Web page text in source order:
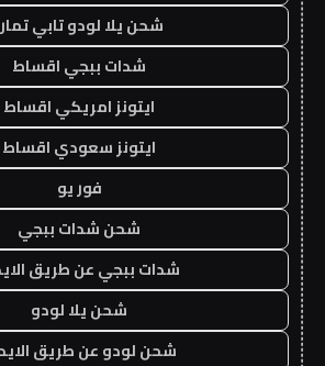
شحن يلا لودو تابي
شدات ببجي اقساط
ايتونز امريكي اقساط
ايتونز سعودي اقساط
فور يو
شحن شدات ببجي
شدات ببجي عن طريق
شحن يلا لودو
شحن لودو عن طريق